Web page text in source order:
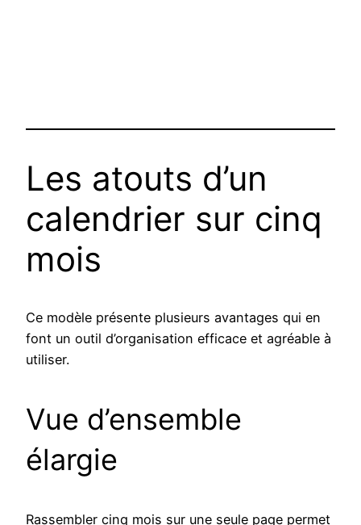
Les atouts d’un
calendrier sur cinq
mois
Ce modèle présente plusieurs avantages qui en
font un outil d’organisation efficace et agréable à
utiliser.
Vue d’ensemble
élargie
Rassembler cinq mois sur une seule page permet